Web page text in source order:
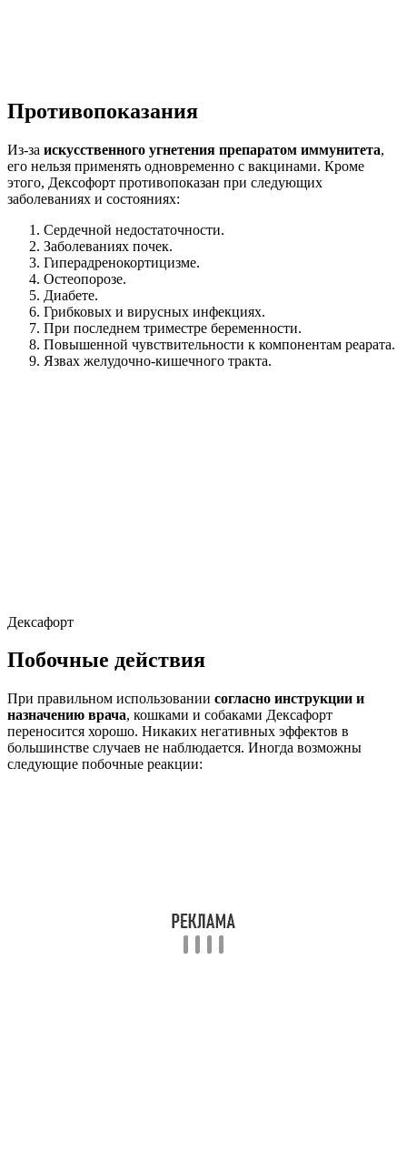
Противопоказания
Из-за искусственного угнетения препаратом иммунитета,
его нельзя применять одновременно с вакцинами. Кроме
этого, Дексофорт противопоказан при следующих
заболеваниях и состояниях:
Сердечной недостаточности.
Заболеваниях почек.
Гиперадренокортицизме.
Остеопорозе.
Диабете.
Грибковых и вирусных инфекциях.
При последнем триместре беременности.
Повышенной чувствительности к компонентам реарата.
Язвах желудочно-кишечного тракта.
Дексафорт
Побочные действия
При правильном использовании согласно инструкции и
назначению врача, кошками и собаками Дексафорт
переносится хорошо. Никаких негативных эффектов в
большинстве случаев не наблюдается. Иногда возможны
следующие побочные реакции: